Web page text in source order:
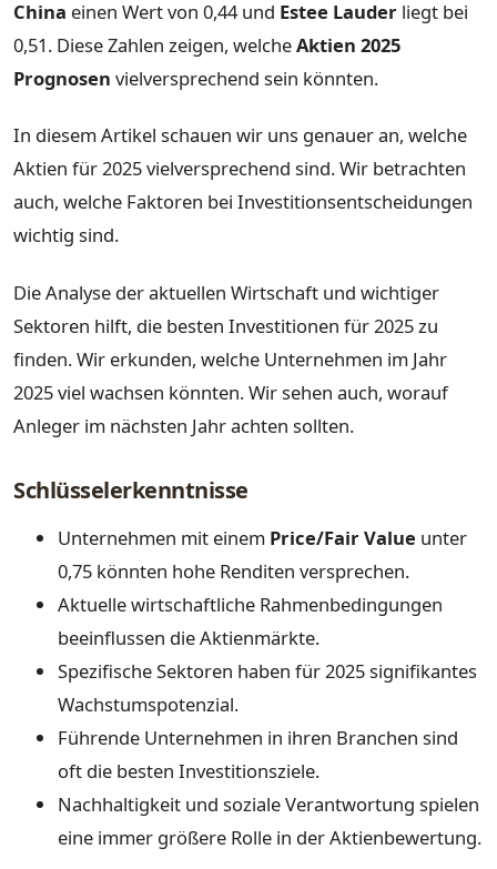
China einen Wert von 0,44 und Estee Lauder liegt bei
0,51. Diese Zahlen zeigen, welcheAktien 2025
Prognosen vielversprechend sein könnten.
In diesem Artikel schauen wir uns genauer an, welche
Aktien für 2025 vielversprechend sind. Wir betrachten
auch, welche Faktoren bei Investitionsentscheidungen
wichtig sind.
Die Analyse der aktuellen Wirtschaft und wichtiger
Sektoren hilft, die besten Investitionen für 2025 zu
finden. Wir erkunden, welche Unternehmen im Jahr
2025 viel wachsen könnten. Wir sehen auch, worauf
Anleger im nächsten Jahr achten sollten.
Schlüsselerkenntnisse
Unternehmen mit einem Price/Fair Value unter
0,75 könnten hohe Renditen versprechen.
Aktuelle wirtschaftliche Rahmenbedingungen
beeinflussen die Aktienmärkte.
Spezifische Sektoren haben für 2025 signifikantes
Wachstumspotenzial.
Führende Unternehmen in ihren Branchen sind
oft die besten Investitionsziele.
Nachhaltigkeit und soziale Verantwortung spielen
eine immer größere Rolle in der Aktienbewertung.